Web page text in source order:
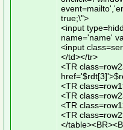
true;\">
<input
name='name'
<input
</td></tr>
<TR
<TR
<TR
<TR
<TR
</